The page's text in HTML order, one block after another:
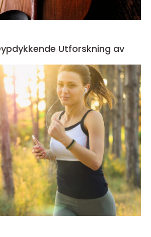
Utforskning av